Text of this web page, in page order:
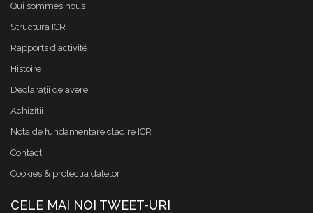
Qui sommes nous
Structura ICR
Rapports d'activité
Histoire
Declaraţii de avere
Achizitii
Nota de fundamentare cladire ICR
Contact
Cookies & protectia datelor
CELE MAI NOI TWEET-URI